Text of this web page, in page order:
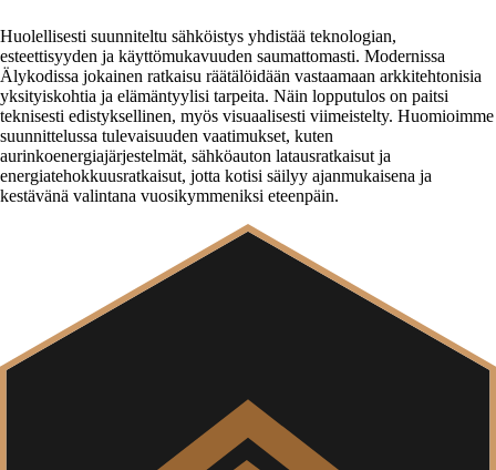
Huolellisesti suunniteltu sähköistys yhdistää teknologian,
esteettisyyden ja käyttömukavuuden saumattomasti. Modernissa
Älykodissa jokainen ratkaisu räätälöidään vastaamaan arkkitehtonisia
yksityiskohtia ja elämäntyylisi tarpeita. Näin lopputulos on paitsi
teknisesti edistyksellinen, myös visuaalisesti viimeistelty. Huomioimme
suunnittelussa tulevaisuuden vaatimukset, kuten
aurinkoenergiajärjestelmät, sähköauton latausratkaisut ja
energiatehokkuusratkaisut, jotta kotisi säilyy ajanmukaisena ja
kestävänä valintana vuosikymmeniksi eteenpäin.